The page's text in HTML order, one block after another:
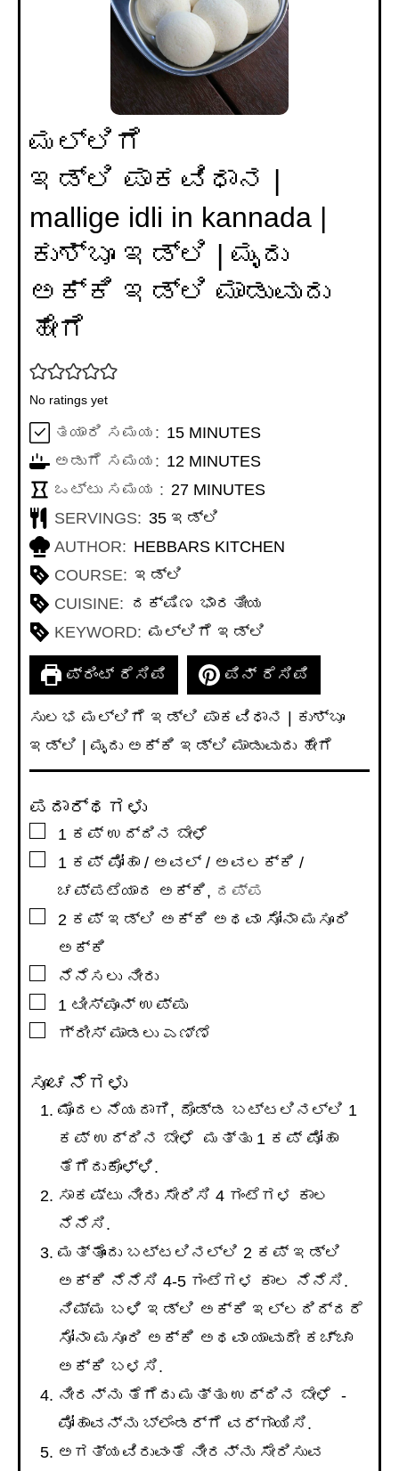
ಮಲ್ಲಿಗೆ
ಇಡ್ಲಿ ಪಾಕವಿಧಾನ |
mallige idli in kannada |
ಕುಶ್ಬೂ ಇಡ್ಲಿ | ಮೃದು
ಅಕ್ಕಿ ಇಡ್ಲಿ ಮಾಡುವುದು
ಹೇಗೆ
No ratings yet
ತಯಾರಿ ಸಮಯ: 15MINUTES
MINUTES
ಅಡುಗೆ ಸಮಯ: 12MINUTES
MINUTES
ಒಟ್ಟು ಸಮಯ : 27MINUTES
MINUTES
SERVINGS: 35 ಇಡ್ಲಿ
AUTHOR: HEBBARS KITCHEN
COURSE: ಇಡ್ಲಿ
CUISINE: ದಕ್ಷಿಣ ಭಾರತೀಯ
KEYWORD: ಮಲ್ಲಿಗೆ ಇಡ್ಲಿ
ಪ್ರಿಂಟ್ ರೆಸಿಪಿ ಪಿನ್ ರೆಸಿಪಿ
ಸುಲಭ ಮಲ್ಲಿಗೆ ಇಡ್ಲಿ ಪಾಕವಿಧಾನ | ಕುಶ್ಬೂ
ಇಡ್ಲಿ | ಮೃದು ಅಕ್ಕಿ ಇಡ್ಲಿ ಮಾಡುವುದು ಹೇಗೆ
ಪದಾರ್ಥಗಳು
▢1 ಕಪ್ ಉದ್ದಿನ ಬೇಳೆ
▢1 ಕಪ್ ಪೋಹಾ / ಅವಲ್ / ಅವಲಕ್ಕಿ /
ಚಪ್ಪಟೆಯಾದ ಅಕ್ಕಿ, ದಪ್ಪ
▢2 ಕಪ್ ಇಡ್ಲಿ ಅಕ್ಕಿ ಅಥವಾ ಸೋನಾ ಮಸೂರಿ
ಅಕ್ಕಿ
ನೆನೆಸಲು ನೀರು
▢1 ಟೀಸ್ಪೂನ್ ಉಪ್ಪು
ಗ್ರೀಸ್ ಮಾಡಲು ಎಣ್ಣೆ
ಸೂಚನೆಗಳು
ಮೊದಲನೆಯದಾಗಿ, ದೊಡ್ಡ ಬಟ್ಟಲಿನಲ್ಲಿ 1
ಕಪ್ ಉದ್ದಿನ ಬೇಳೆ ಮತ್ತು 1 ಕಪ್ ಪೋಹಾ
ತೆಗೆದುಕೊಳ್ಳಿ.
ಸಾಕಷ್ಟು ನೀರು ಸೇರಿಸಿ 4 ಗಂಟೆಗಳ ಕಾಲ
ನೆನೆಸಿ.
ಮತ್ತೊಂದು ಬಟ್ಟಲಿನಲ್ಲಿ 2 ಕಪ್ ಇಡ್ಲಿ
ಅಕ್ಕಿ ನೆನೆಸಿ 4-5 ಗಂಟೆಗಳ ಕಾಲ ನೆನೆಸಿ.
ನಿಮ್ಮ ಬಳಿ ಇಡ್ಲಿ ಅಕ್ಕಿ ಇಲ್ಲದಿದ್ದರೆ
ಸೋನಾ ಮಸೂರಿ ಅಕ್ಕಿ ಅಥವಾ ಯಾವುದೇ ಕಚ್ಚಾ
ಅಕ್ಕಿ ಬಳಸಿ.
ನೀರನ್ನು ತೆಗೆದು ಮತ್ತು ಉದ್ದಿನ ಬೇಳೆ -
ಪೋಹಾವನ್ನು ಬ್ಲೆಂಡರ್ಗೆ ವರ್ಗಾಯಿಸಿ.
ಅಗತ್ಯವಿರುವಂತೆ ನೀರನ್ನು ಸೇರಿಸುವ